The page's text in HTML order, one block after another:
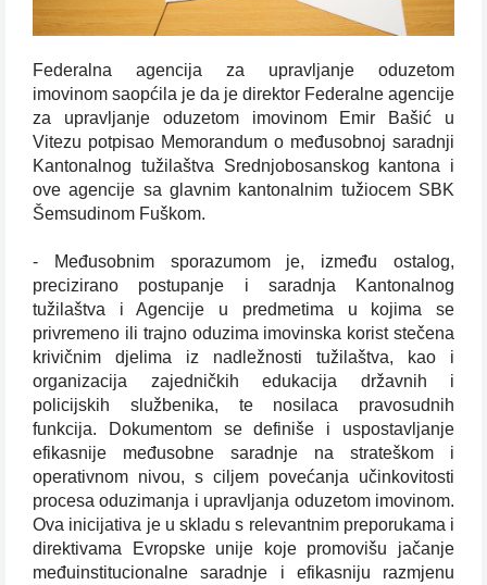
Federalna agencija za upravljanje oduzetom
imovinom saopćila je da je direktor Federalne agencije
za upravljanje oduzetom imovinom Emir Bašić u
Vitezu potpisao Memorandum o međusobnoj saradnji
Kantonalnog tužilaštva Srednjobosanskog kantona i
ove agencije sa glavnim kantonalnim tužiocem SBK
Šemsudinom Fuškom.
- Međusobnim sporazumom je, između ostalog,
precizirano postupanje i saradnja Kantonalnog
tužilaštva i Agencije u predmetima u kojima se
privremeno ili trajno oduzima imovinska korist stečena
krivičnim djelima iz nadležnosti tužilaštva, kao i
organizacija zajedničkih edukacija državnih i
policijskih službenika, te nosilaca pravosudnih
funkcija. Dokumentom se definiše i uspostavljanje
efikasnije međusobne saradnje na strateškom i
operativnom nivou, s ciljem povećanja učinkovitosti
procesa oduzimanja i upravljanja oduzetom imovinom.
Ova inicijativa je u skladu s relevantnim preporukama i
direktivama Evropske unije koje promovišu jačanje
međuinstitucionalne saradnje i efikasniju razmjenu